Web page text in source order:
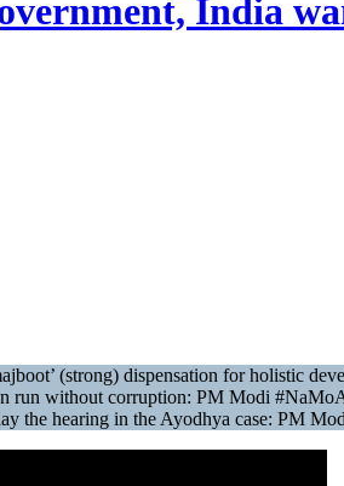
India
(strong) dispensation for holistic
run without corruption: PM Modi
the hearing in the Ayodhya case: PM